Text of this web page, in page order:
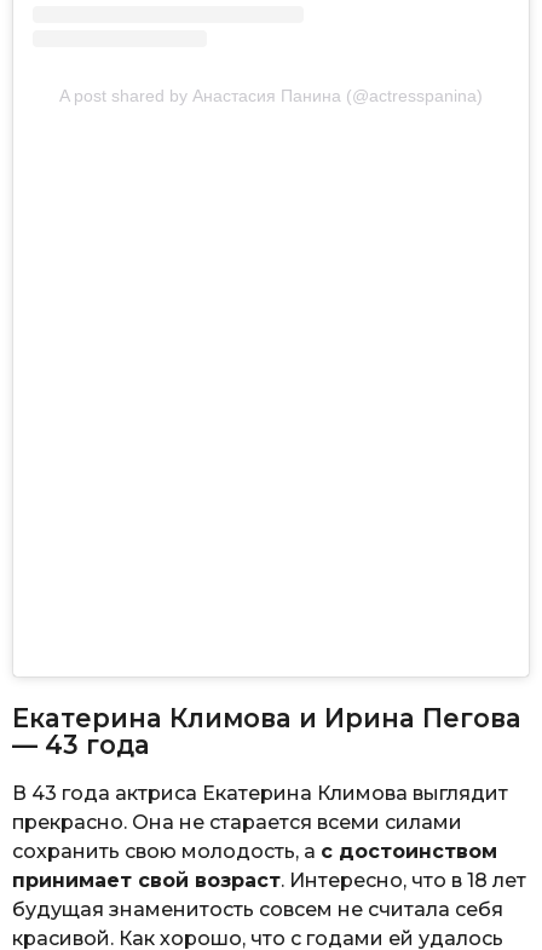
A post shared by Анастасия Панина (@actresspanina)
Екатерина Климова и Ирина Пегова
— 43 года
В 43 года актриса Екатерина Климова выглядит
прекрасно. Она не старается всеми силами
сохранить свою молодость, а с достоинством
принимает свой возраст. Интересно, что в 18 лет
будущая знаменитость совсем не считала себя
красивой. Как хорошо, что с годами ей удалось